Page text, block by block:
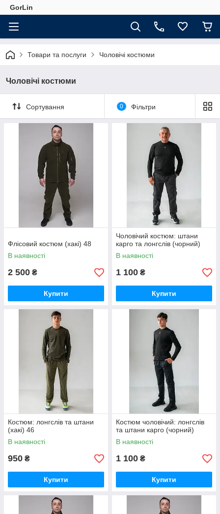
GorLin
Товари та послуги Чоловічі костюми
Чоловічі костюми
Сортування 0 Фільтри
Флісовий костюм (хакі) 48
В наявності
2 500 ₴
Купити
Чоловічий костюм: штани
карго та лонгслів (чорний)
В наявності
1 100 ₴
Купити
Костюм: лонгслів та штани
(хакі) 46
В наявності
950 ₴
Купити
Костюм чоловічий: лонгслів
та штани карго (чорний)
В наявності
1 100 ₴
Купити